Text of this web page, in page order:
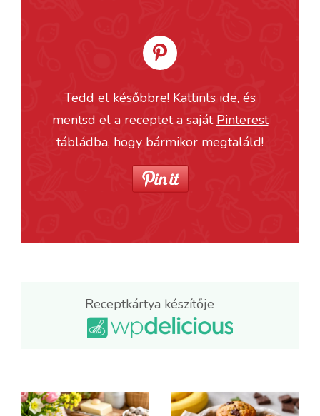
Tedd el későbbre! Kattints ide, és
mentsd el a receptet a saját Pinterest
tábládba, hogy bármikor megtaláld!
Receptkártya készítője